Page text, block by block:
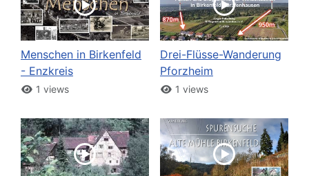
Menschen in Birkenfeld
- Enzkreis
1 views
Drei-Flüsse-Wanderung
Pforzheim
1 views